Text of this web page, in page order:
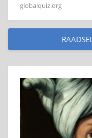
globalquiz.org